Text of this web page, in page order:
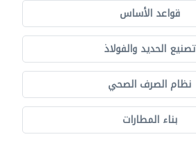
قواعد الأساس
تصنيع الحديد والفولاذ
نظام الصرف الصحي
بناء المطارات